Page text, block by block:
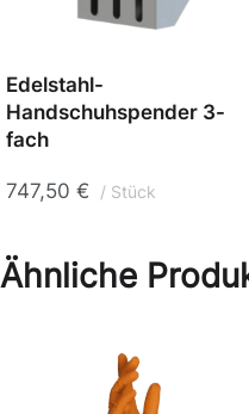
Edelstahl-
Handschuhspender 3-
fach
747,50 € Stück
Ähnliche